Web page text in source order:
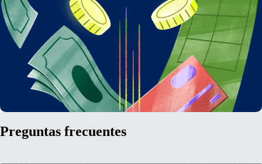
Preguntas frecuentes